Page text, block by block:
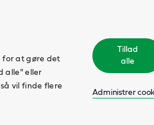
for at gøre det
alle" eller
vil finde flere
Tillad
alle
Administrer